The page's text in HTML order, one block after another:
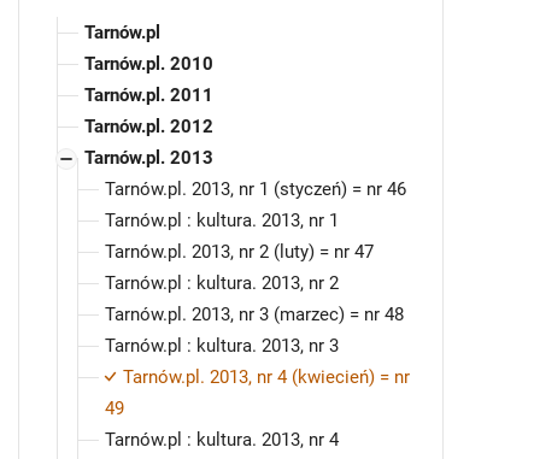
Tarnów.pl
Tarnów.pl. 2010
Tarnów.pl. 2011
Tarnów.pl. 2012
Tarnów.pl. 2013
Tarnów.pl. 2013, nr 1 (styczeń) = nr 46
Tarnów.pl : kultura. 2013, nr 1
Tarnów.pl. 2013, nr 2 (luty) = nr 47
Tarnów.pl : kultura. 2013, nr 2
Tarnów.pl. 2013, nr 3 (marzec) = nr 48
Tarnów.pl : kultura. 2013, nr 3
Tarnów.pl. 2013, nr 4 (kwiecień) = nr
49
Tarnów.pl : kultura. 2013, nr 4